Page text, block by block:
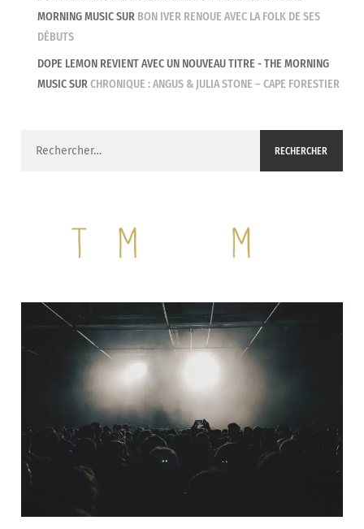
MORNING MUSICSUR BON IVER RENOUE AVEC LA FOLK DE SES
DÉBUTS
DOPE LEMON REVIENT AVEC UN NOUVEAU TITRE - THE MORNING
MUSICSURCHRONIQUE : ANGUS & JULIA STONE – CAPE FORESTIER